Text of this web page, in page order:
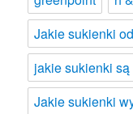
Jakie sukienki
jakie sukienki
Jakie sukienki